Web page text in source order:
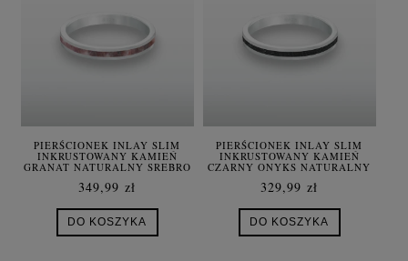
PIERŚCIONEK INLAY SLIM
INKRUSTOWANY KAMIEŃ
GRANAT NATURALNY SREBRO
349,99 zł
DO KOSZYKA
PIERŚCIONEK INLAY SLIM
INKRUSTOWANY KAMIEŃ
CZARNY ONYKS NATURALNY
329,99 zł
DO KOSZYKA